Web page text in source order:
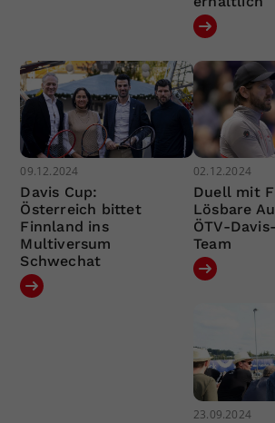
09.12.2024
Davis Cup:
Österreich bittet
Finnland ins
Multiversum
Schwechat
02.12.2024
Duell mit
Lösbare
ÖTV-
Team
23.09.2024